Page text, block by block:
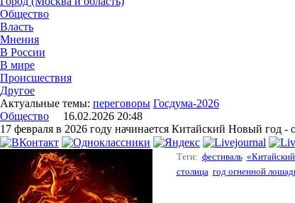
Общество
Власть
Мнения
В России
В мире
Происшествия
Другое
Актуальные темы: переговоры Госдума-2026
Общество 16.02.2026 20:48
17 февраля в 2026 году начинается Китайский Новый год -
Теги: фестиваль
столица год огненной